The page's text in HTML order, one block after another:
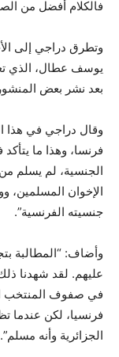
فالكلام أفضل من
وتطرق دراجي إلى
يوسف عطال، الذي
بعد نشر بعض
وقال دراجي في هذا
فرنسا، وهذا ما
الجنسية، لم يسلم من
الإخوان المسلمين،
جنسيته الفرنسية”.
وأضاف: “المطالبة
عليهم. لقد شهدنا
في صفوف المنتخب
فرنسيا، لكن عندما
الجزائرية وأنه